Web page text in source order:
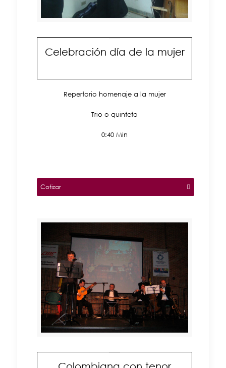
Celebración día de la mujer
Repertorio homenaje a la mujer
Trio o quinteto
0:40 Min
Cotizar